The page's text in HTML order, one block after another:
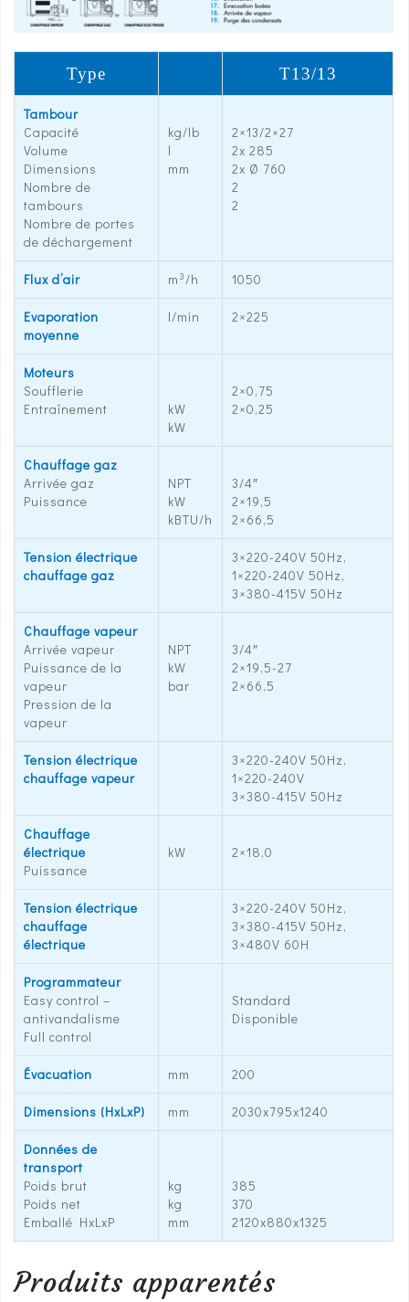
Type T13/13
Tambour
Capacité
Volume
Dimensions
Nombre de
tambours
Nombre de portes
de déchargement
kg/lb
l
mm
2×13/2×27
2x 285
2x Ø 760
2
2
Flux d’air m 3/h 1050
Evaporation
moyenne
l/min 2×225
Moteurs
Soufflerie
Entraînement
kW
kW
2×0,75
2×0,25
Chauffage gaz
Arrivée gaz
Puissance
NPT
kW
kBTU/h
3/4″
2×19,5
2×66,5
Tension électrique
chauffage gaz
3×220-240V 50Hz,
1×220-240V 50Hz,
3×380-415V 50Hz
Chauffage vapeur
Arrivée vapeur
Puissance de la
vapeur
Pression de la
vapeur
NPT
kW
bar
3/4″
2×19,5-27
2×66,5
Tension électrique
chauffage vapeur
3×220-240V 50Hz,
1×220-240V
3×380-415V 50Hz
Chauffage
électrique
Puissance
kW 2×18,0
Tension électrique
chauffage
électrique
3×220-240V 50Hz,
3×380-415V 50Hz,
3×480V 60H
Programmateur
Easy control –
antivandalisme
Full control
Standard
Disponible
Évacuation mm 200
Dimensions (HxLxP) mm 2030x795x1240
Données de
transport
Poids brut
Poids net
Emballé HxLxP
kg
kg
mm
385
370
2120x880x1325
Produits apparentés